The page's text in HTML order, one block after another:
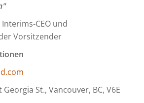
CEO und
Vorsitzender
Georgia St., Vancouver, BC, V6E